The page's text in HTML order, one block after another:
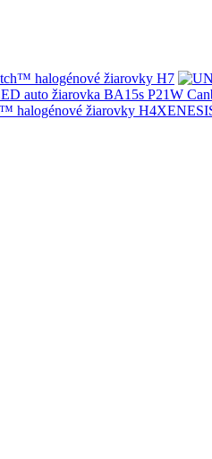
halogénové žiarovky H7
auto žiarovka BA15s P21W